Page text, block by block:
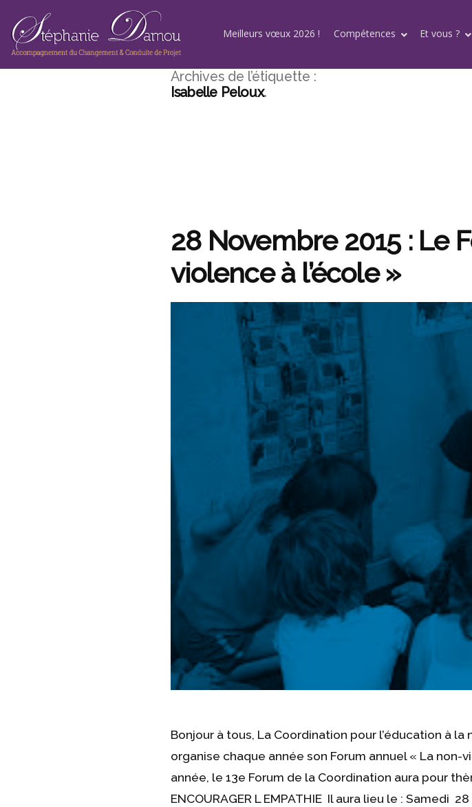
au
contenu
Meilleurs vœux 2026 ! Compétences Et vous ?
Archives de l’étiquette :
Isabelle Peloux
28 Novembre 2015 : Le
violence à l’école »
Bonjour à tous, La Coordination pour l’éducation à
organise chaque année son Forum annuel « La non-
année, le 13e Forum de la Coordination aura pour
ENCOURAGER L EMPATHIE Il aura lieu le : Samedi